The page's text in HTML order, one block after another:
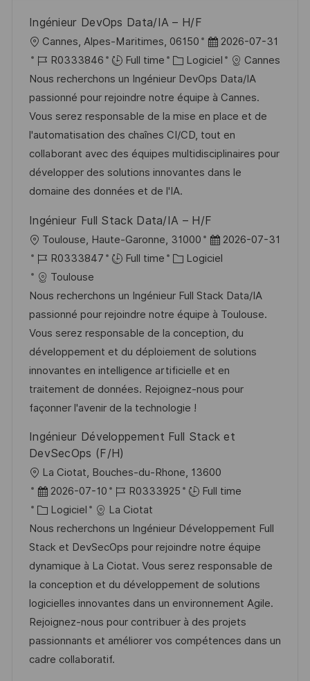
Ingénieur DevOps Data/IA – H/F
o
c
a
l
i
s
a
t
o
n
Cannes, Alpes-Maritimes, 06150
D
a
t
e
d
’
a
f
c
h
a
e
2026-07-31
R
é
f
é
r
e
n
c
d
u
p
o
s
t
e
R0333846 Full time
C
a
t
é
g
o
r
i
Logiciel
Cannes
Nous recherchons un Ingénieur DevOps Data/IA
passionné pour rejoindre notre équipe à Cannes.
Vous serez responsable de la mise en place et de
l'automatisation des chaînes CI/CD, tout en
collaborant avec des équipes multidisciplinaires pour
développer des solutions innovantes dans le
domaine des données et de l'IA.
Ingénieur Full Stack Data/IA – H/F
o
c
a
l
i
s
a
t
i
n
Toulouse, Haute-Garonne, 31000
D
a
e
d
’
a
f
f
h
2026-07-31
R
é
f
é
r
e
n
c
e
u
s
R0333847 Full time
C
t
é
g
o
r
i
e
Logiciel
Toulouse
Nous recherchons un Ingénieur Full Stack Data/IA
passionné pour rejoindre notre équipe à Toulouse.
Vous serez responsable de la conception, du
développement et du déploiement de solutions
innovantes en intelligence artificielle et en
traitement de données. Rejoignez-nous pour
façonner l'avenir de la technologie !
Ingénieur Développement Full Stack et
DevSecOps (F/H)
o
c
a
l
i
s
a
t
i
o
La Ciotat, Bouches-du-Rhone, 13600
D
a
t
e
d
a
f
f
i
2026-07-10
R
é
f
é
r
e
n
c
e
R0333925
Full time
C
a
t
é
g
o
r
i
e
Logiciel
La Ciotat
Nous recherchons un Ingénieur Développement Full
Stack et DevSecOps pour rejoindre notre équipe
dynamique à La Ciotat. Vous serez responsable de
la conception et du développement de solutions
logicielles innovantes dans un environnement Agile.
Rejoignez-nous pour contribuer à des projets
passionnants et améliorer vos compétences dans un
cadre collaboratif.